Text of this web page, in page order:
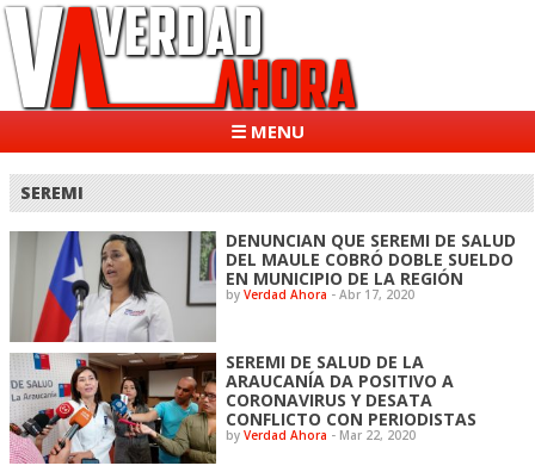
☰ MENU
SEREMI
DENUNCIAN QUE SEREMI DE SALUD
DEL MAULE COBRÓ DOBLE SUELDO
EN MUNICIPIO DE LA REGIÓN
byVerdad Ahora - Abr 17, 2020
SEREMI DE SALUD DE LA
ARAUCANÍA DA POSITIVO A
CORONAVIRUS Y DESATA
CONFLICTO CON PERIODISTAS
byVerdad Ahora - Mar 22, 2020